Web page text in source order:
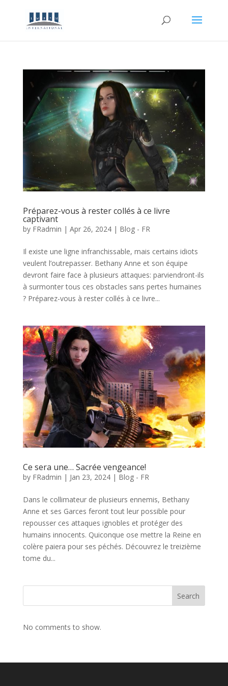
Préparez-vous à rester collés à ce livre
captivant
by FRadmin | Apr 26, 2024| Blog - FR
Il existe une ligne infranchissable, mais certains idiots
veulent l’outrepasser. Bethany Anne et son équipe
devront faire face à plusieurs attaques: parviendront-ils
à surmonter tous ces obstacles sans pertes humaines
? Préparez-vous à rester collés à ce livre...
Ce sera une… Sacrée vengeance!
by FRadmin | Jan 23, 2024| Blog - FR
Dans le collimateur de plusieurs ennemis, Bethany
Anne et ses Garces feront tout leur possible pour
repousser ces attaques ignobles et protéger des
humains innocents. Quiconque ose mettre la Reine en
colère paiera pour ses péchés. Découvrez le treizième
tome du...
Search
No comments to show.